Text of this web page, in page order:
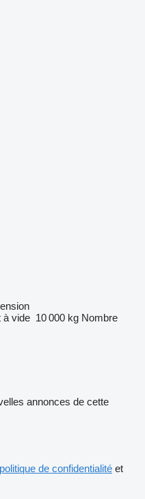
à vide 10 000 kg Nombre
annonces de cette
politique de confidentialité et